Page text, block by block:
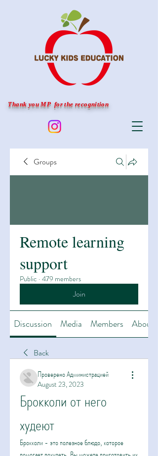
Thank you MP for the recognition
Groups
Remote learning
support
Public · 479 members
Join
Discussion Media Members About
Back
Проверено Администрацией
August 23, 2023
Брокколи от него
худеют
Брокколи - это полезное блюдо, которое